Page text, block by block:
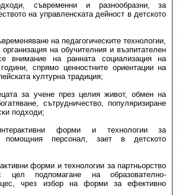
съвременни и разнообразни, за
на управленската дейност в детското
на педагогическите технологии,
на обучителния и възпитателен
внимание на ранната социализация на
спрямо ценностните ориентации на
културна традиция;
за учене през целия живот, обмен на
сътрудничество, популяризиране
подходи;
форми и технологии за
помощния персонал, зает в детското
форми и технологии за партньорство
подпомагане на образователно-
чрез избор на форми за ефективно